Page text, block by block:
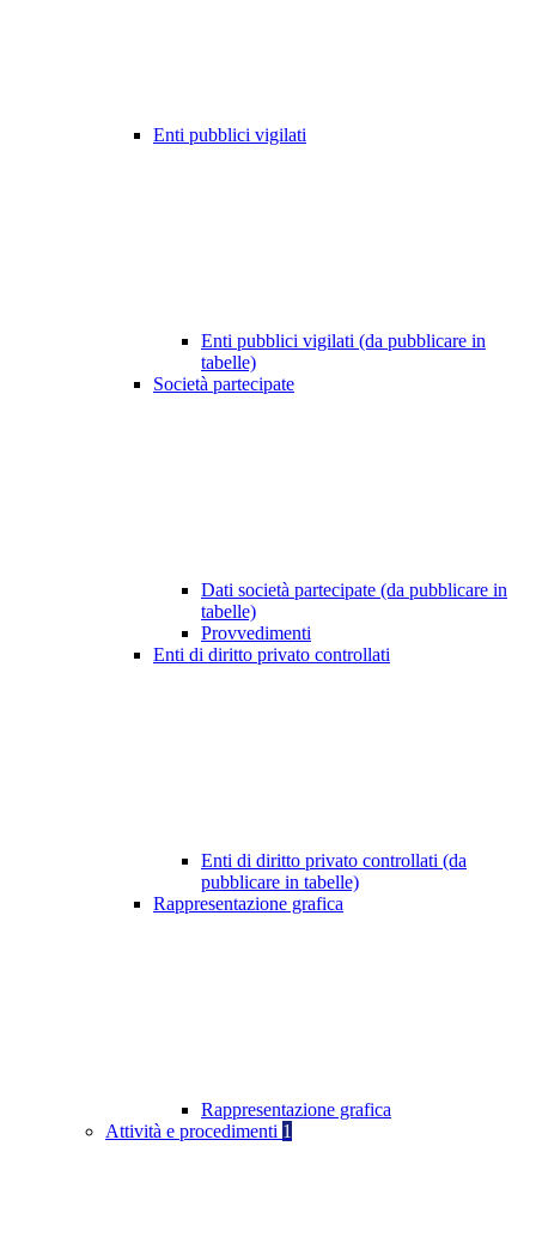
Enti pubblici vigilati
Enti pubblici vigilati (da pubblicare in
tabelle)
Società partecipate
Dati società partecipate (da pubblicare in
tabelle)
Provvedimenti
Enti di diritto privato controllati
Enti di diritto privato controllati (da
pubblicare in tabelle)
Rappresentazione grafica
Rappresentazione grafica
Attività e procedimenti 1